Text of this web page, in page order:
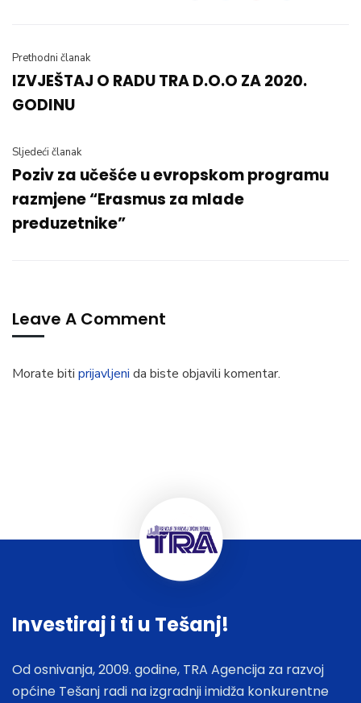
Prethodni članak
IZVJEŠTAJ O RADU TRA D.O.O ZA 2020.
GODINU
Sljedeći članak
Poziv za učešće u evropskom programu
razmjene “Erasmus za mlade
preduzetnike”
Leave A Comment
Morate biti prijavljeni da biste objavili komentar.
Investiraj i ti u Tešanj!
Od osnivanja, 2009. godine, TRA Agencija za razvoj
općine Tešanj radi na izgradnji imidža konkurentne